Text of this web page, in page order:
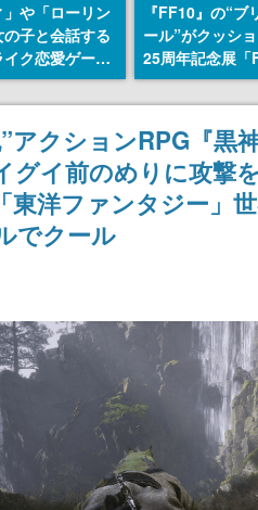
」や「ローリン
子と会話する
ク恋愛ゲーム
んはソウルラ
公開。返事に
「YOU
『FF10』の“ブ
ール”がクッショ
25周年記念展「
FANTASY X
幻光の記憶-」
報が一部公開
アクションRPG『黒
グイ前のめりに攻撃
東洋ファンタジー」
でクール